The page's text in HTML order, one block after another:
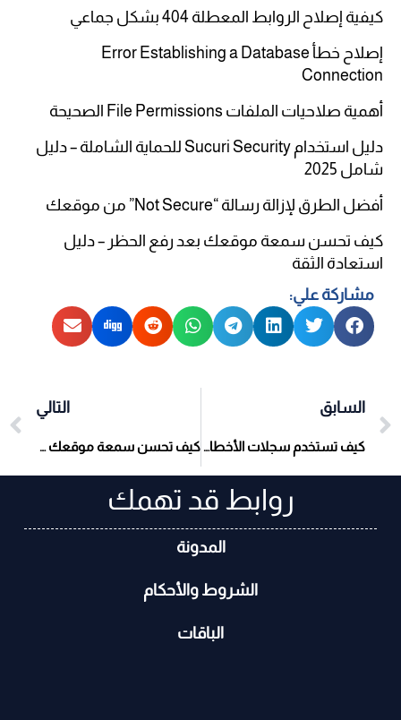
كيفية إصلاح الروابط المعطلة 404 بشكل جماعي
إصلاح خطأ Error Establishing a Database
Connection
أهمية صلاحيات الملفات File Permissions الصحيحة
دليل استخدام Sucuri Security للحماية الشاملة – دليل
شامل 2025
أفضل الطرق لإزالة رسالة “Not Secure” من موقعك
كيف تحسن سمعة موقعك بعد رفع الحظر – دليل
استعادة الثقة
مشاركة علي:
السابق
كيف تستخدم سجلات الأخطاء Logs لتتبع محاولات الاختراق
التالي
كيف تحسن سمعة موقعك بعد رفع الحظر – دليل استعادة الثقة
روابط قد تهمك
المدونة
الشروط والأحكام
الباقات